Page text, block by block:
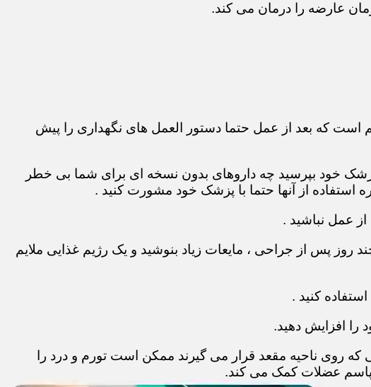
عارضه را درمان می کند.
است که بعد از عمل حتما دستور العمل های نگهداری را پیش
خود بپرسید چه داروهای بدون نسخه ای برای شما بی خطر
از آنها حتما با پزشک خود مشورت کنید .
عمل نباشید .
پس از جراحی ، مایعات زیاد بنوشید و یک رژیم غذایی ملایم
کنید .
را افزایش دهید.
روی ناحیه مقعد قرار می گیرند ممکن است تورم و درد را
عضلات کمک می کند.